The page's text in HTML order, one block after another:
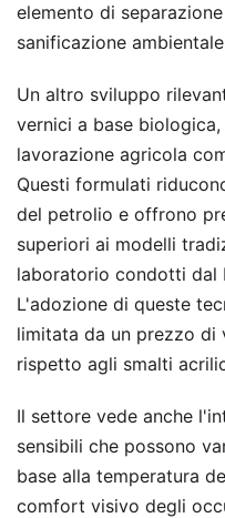
elemento di
sanificazione
Un altro sviluppo
vernici a base
lavorazione agricola
Questi formulati
del petrolio e offrono
superiori ai modelli
laboratorio condotti dal
L'adozione di queste
limitata da un prezzo di
rispetto agli smalti
Il settore vede anche
sensibili che possono
base alla temperatura
comfort visivo degli